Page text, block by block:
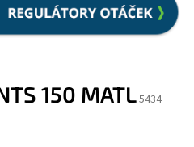
150 MATL5434